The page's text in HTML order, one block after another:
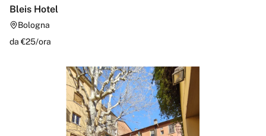
Bleis Hotel
Bologna
da €25/ora